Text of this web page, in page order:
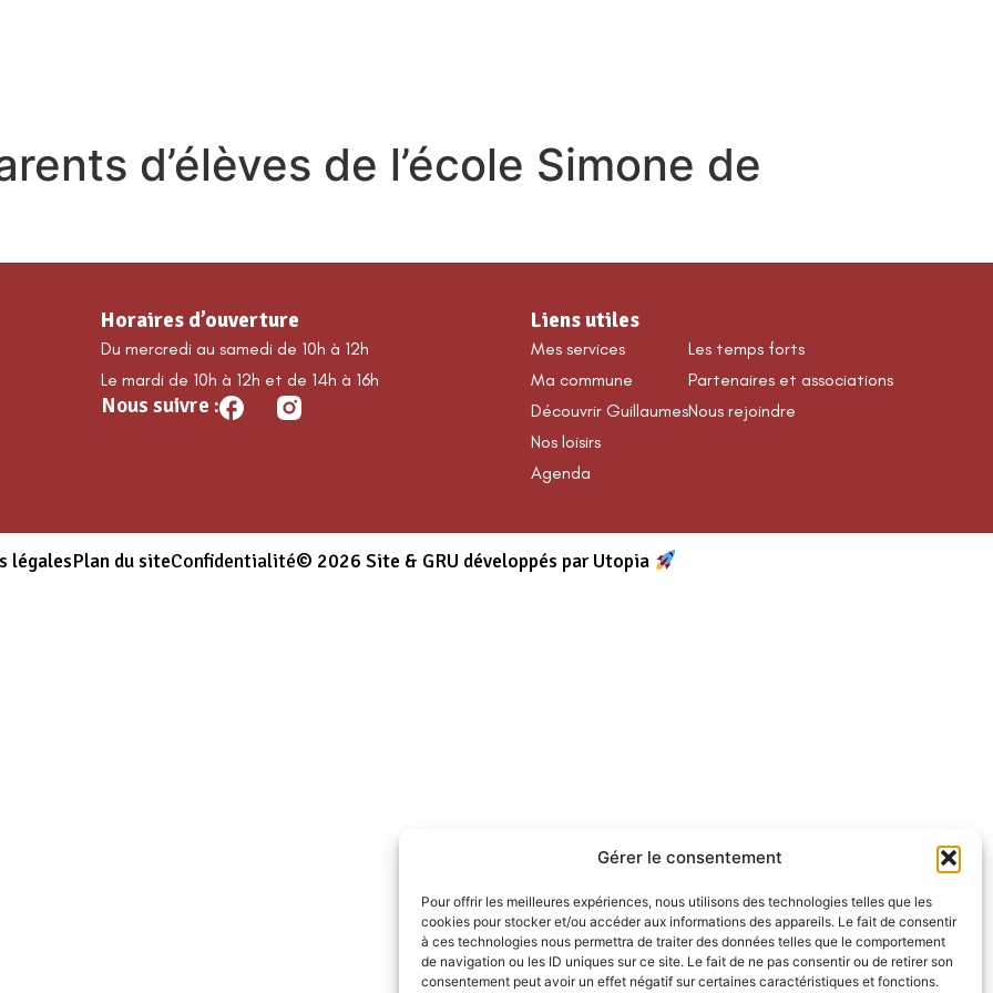
Gérer le consentement
Pour offrir les meilleures expériences, nous utilisons des technologies telles que les
cookies pour stocker et/ou accéder aux informations des appareils. Le fait de consentir
à ces technologies nous permettra de traiter des données telles que le comportement
de navigation ou les ID uniques sur ce site. Le fait de ne pas consentir ou de retirer son
consentement peut avoir un effet négatif sur certaines caractéristiques et fonctions.
d’élèves de l’école Simone de
Horaires d’ouverture
Du mercredi au samedi de 10h à 12h
Le mardi de 10h à 12h et de 14h à 16h
Nous suivre :
Liens utiles
Mes services
Ma commune
Découvrir Guillaumes
Nos loisirs
Agenda
Les temps forts
Partenaires et associations
Nous rejoindre
légalesPlan du siteConfidentialité© 2026 Site & GRU développés par Utopia